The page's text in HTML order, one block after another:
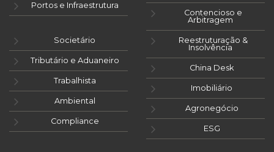
Portos e Infraestrutura
Contencioso e
Arbitragem
Societário
Tributário e Aduaneiro
Trabalhista
Ambiental
Compliance
Reestruturação &
Insolvência
China Desk
Imobiliário
Agronegócio
ESG